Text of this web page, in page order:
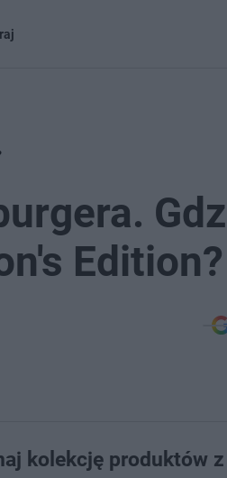
Edition?
kolekcję produktów